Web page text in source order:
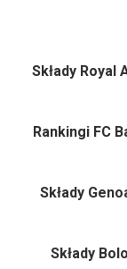
Składy Royal
Rankingi FC
Składy
Składy